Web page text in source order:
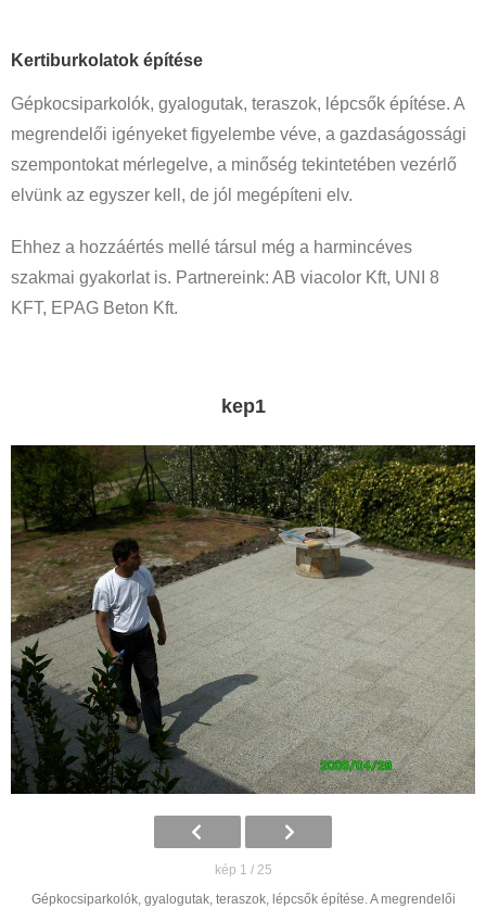
Kertiburkolatok építése
Gépkocsiparkolók, gyalogutak, teraszok, lépcsők építése. A
megrendelői igényeket figyelembe véve, a gazdaságossági
szempontokat mérlegelve, a minőség tekintetében vezérlő
elvünk az egyszer kell, de jól megépíteni elv.
Ehhez a hozzáértés mellé társul még a harmincéves
szakmai gyakorlat is. Partnereink: AB viacolor Kft, UNI 8
KFT, EPAG Beton Kft.
kep1
kép 1 / 25
Gépkocsiparkolók, gyalogutak, teraszok, lépcsők építése. A megrendelői